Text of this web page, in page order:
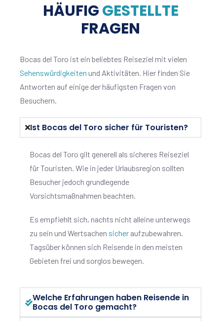
HÄUFIGGESTELLTE
FRAGEN
Bocas del Toro ist ein beliebtes Reiseziel mit vielen
Sehenswürdigkeiten und Aktivitäten. Hier finden Sie
Antworten auf einige der häufigsten Fragen von
Besuchern.
Ist Bocas del Toro sicher für Touristen?
Bocas del Toro gilt generell als sicheres Reiseziel
für Touristen. Wie in jeder Urlaubsregion sollten
Besucher jedoch grundlegende
Vorsichtsmaßnahmen beachten.
Es empfiehlt sich, nachts nicht alleine unterwegs
zu sein und Wertsachen sicher aufzubewahren.
Tagsüber können sich Reisende in den meisten
Gebieten frei und sorglos bewegen.
Welche Erfahrungen haben Reisende in
Bocas del Toro gemacht?